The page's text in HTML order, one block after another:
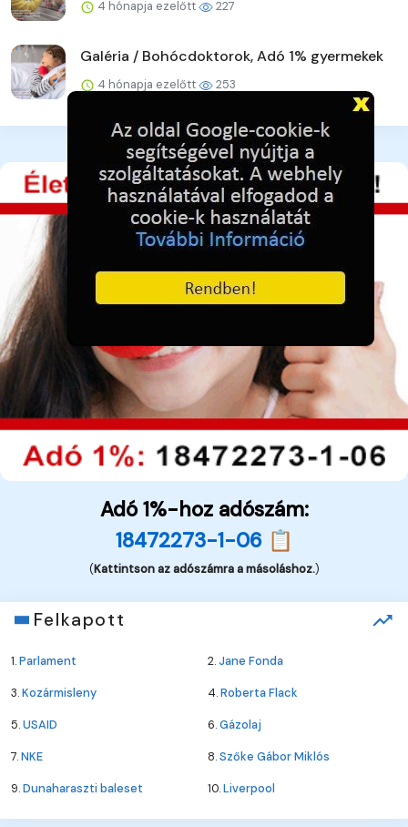
4 hónapja ezelőtt 227
Galéria / Bohócdoktorok, Adó 1% gyermekek
4 hónapja ezelőtt 253
Adó 1%-hoz adószám:
18472273-1-06 📋
(Kattintson az adószámra a másoláshoz.)
Felkapott
1.Parlament 2.Jane Fonda
3.Kozármisleny 4.Roberta Flack
5.USAID 6.Gázolaj
7.NKE 8.Szőke Gábor Miklós
9.Dunaharaszti baleset 10.Liverpool